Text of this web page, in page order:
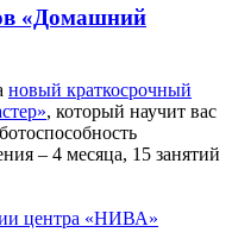
«Домашний
новый краткосрочный
, который научит вас
– 4 месяца, 15 занятий